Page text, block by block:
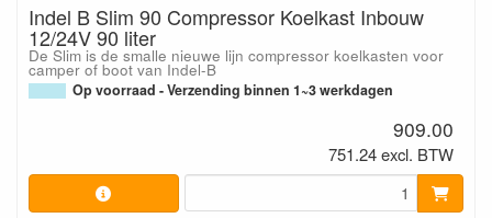
Indel B Slim 90 Compressor Koelkast Inbouw
12/24V 90 liter
De Slim is de smalle nieuwe lijn compressor koelkasten voor
camper of boot van Indel-B
Op voorraad - Verzending binnen 1~3 werkdagen
909.00
751.24 excl. BTW